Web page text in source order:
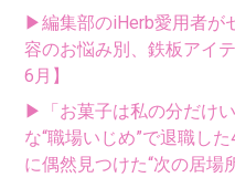
▶編集部のiHerb愛用者が
容のお悩み別、鉄板アイ
6月】
▶「お菓子は私の分だけ
な“職場いじめ”で退職し
に偶然見つけた“次の居場